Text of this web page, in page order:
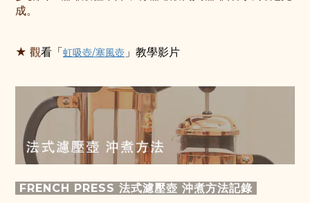
成。
★ 觀看 「 虹吸壺/塞風壺 」 教學影片
FRENCH PRESS 法式濾壓壺 沖煮方法記錄